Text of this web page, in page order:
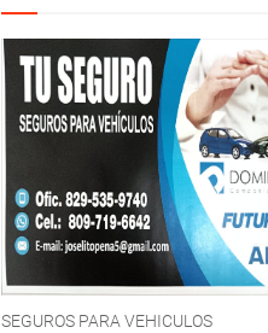
SEGUROS PARA VEHICULOS